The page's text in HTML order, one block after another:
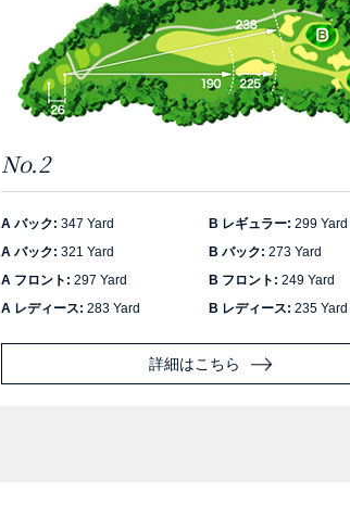
No.2
A バック: 347 Yard B レギュラー: 299 Yard
A バック: 321 Yard B バック: 273 Yard
A フロント: 297 Yard B フロント: 249 Yard
A レディース: 283 Yard B レディース: 235 Yard
詳細はこちら